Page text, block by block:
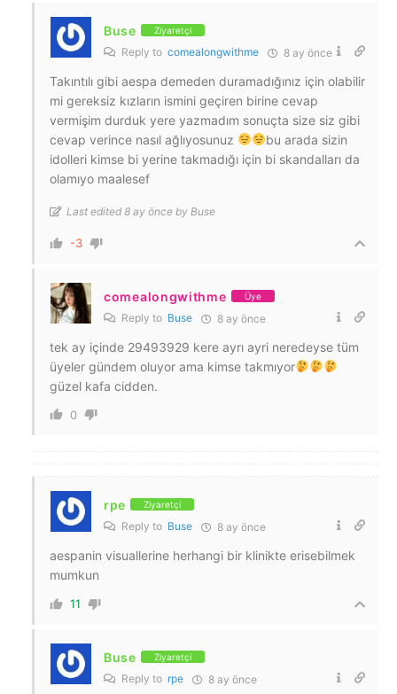
Buse Ziyaretçi
Reply to comealongwithme 8 ay önce
Takıntılı gibi aespa demeden duramadığınız için olabilir
mi gereksiz kızların ismini geçiren birine cevap
vermişim durduk yere yazmadım sonuçta size siz gibi
cevap verince nasıl ağlıyosunuz
bu arada sizin
idolleri kimse bi yerine takmadığı için bi skandalları da
olamıyo maalesef
Last edited 8 ay önce by Buse
-3
comealongwithme Üye
Reply to Buse 8 ay önce
tek ay içinde 29493929 kere ayrı ayri neredeyse tüm
üyeler gündem oluyor ama kimse takmıyor
güzel kafa cidden.
0
rpe Ziyaretçi
Reply to Buse 8 ay önce
aespanin visuallerine herhangi bir klinikte erisebilmek
mumkun
11
Buse Ziyaretçi
Reply to rpe 8 ay önce